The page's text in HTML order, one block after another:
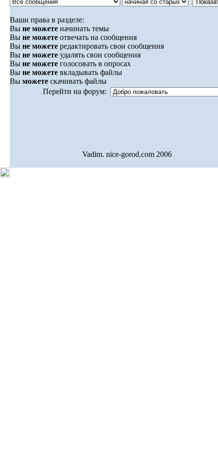
Ваши права в разделе:
Вы не можете начинать темы
Вы не можете отвечать на сообщения
Вы не можете редактировать свои сообщения
Вы не можете удалять свои сообщения
Вы не можете голосовать в опросах
Вы не можете вкладывать файлы
Вы можете скачивать файлы
Перейти на форум:
Vadim. nice-gorod.com 2006